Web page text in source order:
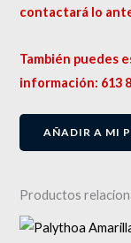
contactará lo
También puedes
información: 613
AÑADIR A MI
Productos